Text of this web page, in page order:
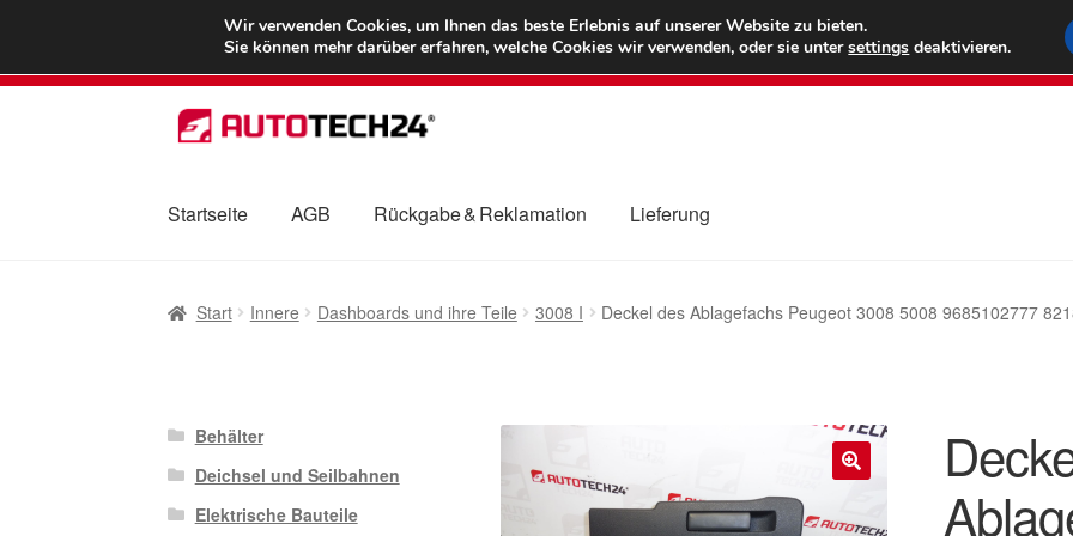
LIEFERUNG ab 6 EUR
(800)
Zur
Navigation
Zum
Inhalt
Startseite AGB Rückgabe & Reklamation Lieferung
Start Innere Dashboards und ihre Teile 3008 I Deckel des Ablagefachs Peugeot 3008 5008 9685102777
Behälter
Deichsel und Seilbahnen
Elektrische Bauteile
Wir verwenden Cookies, um Ihnen das beste Erlebnis auf unserer Website zu bieten.
Sie können mehr darüber erfahren, welche Cookies wir verwenden, oder sie untersettings deaktivieren.